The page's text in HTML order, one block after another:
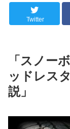
Twitter
「スノー
ッドレス
説」